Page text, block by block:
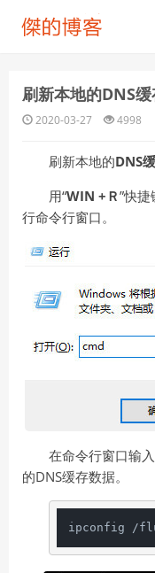
刷新本地的DNS
2020-03-27 4998
刷新本地的DNS
用“WIN +Ｒ”快
行命令行窗口。
在命令行窗口输
的DNS缓存数据。
ipconfig /